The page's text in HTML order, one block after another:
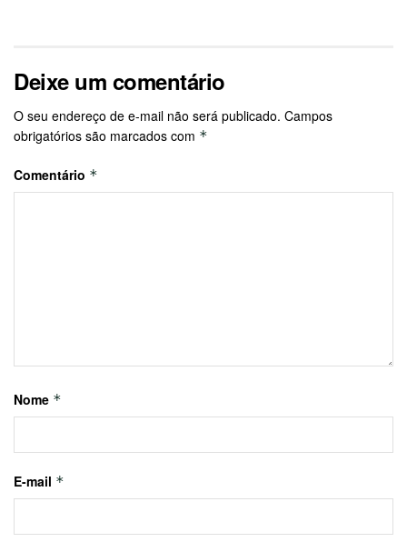
Deixe um comentário
O seu endereço de e-mail não será publicado. Campos
obrigatórios são marcados com *
Comentário *
Nome *
E-mail *